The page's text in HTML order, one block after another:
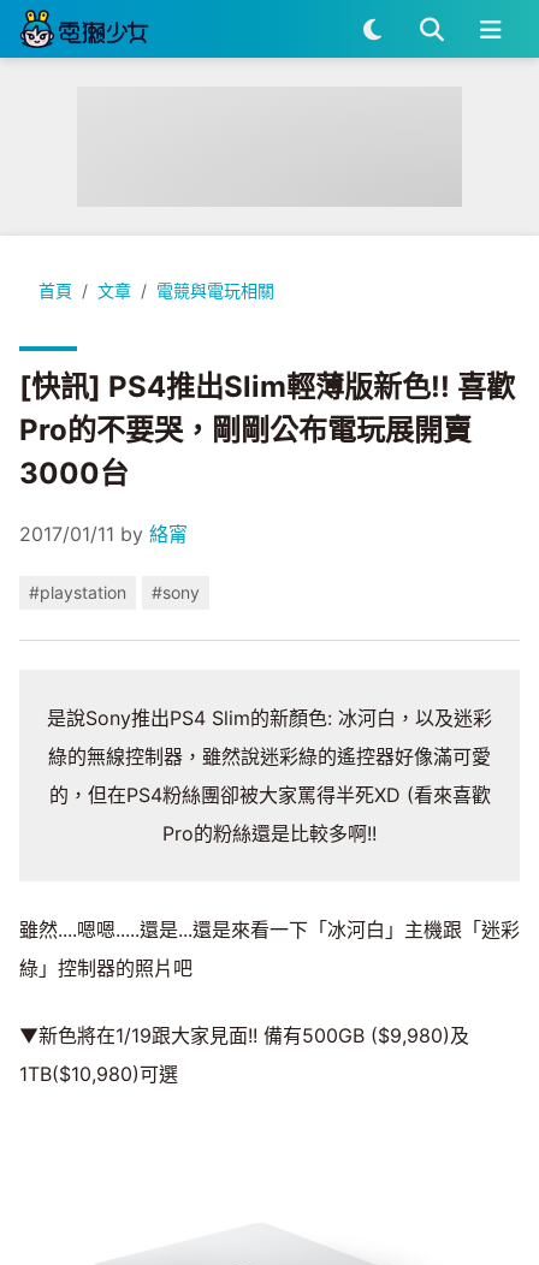
首頁 文章 電競與電玩相關
[快訊] PS4推出Slim輕薄版新色!! 喜歡Pro的不要哭，剛剛公
[快訊] PS4推出Slim輕薄版新色!! 喜歡
Pro的不要哭，剛剛公布電玩展開賣
3000台
2017/01/11 by 絡甯
#playstation #sony
是說Sony推出PS4 Slim的新顏色: 冰河白，以及迷彩
綠的無線控制器，雖然說迷彩綠的遙控器好像滿可愛
的，但在PS4粉絲團卻被大家罵得半死XD (看來喜歡
Pro的粉絲還是比較多啊!!
雖然....嗯嗯.....還是...還是來看一下「冰河白」主機跟「迷彩
綠」控制器的照片吧
▼新色將在1/19跟大家見面!! 備有500GB ($9,980)及
1TB($10,980)可選